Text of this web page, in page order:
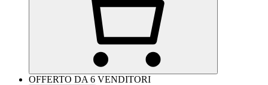
OFFERTO DA 6 VENDITORI